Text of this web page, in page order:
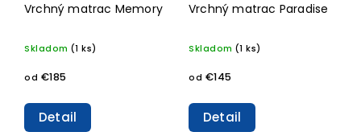
Vrchný matrac Memory
Skladom (1 ks)
od €185
Detail
Vrchný matrac Paradise
Skladom (1 ks)
od €145
Detail